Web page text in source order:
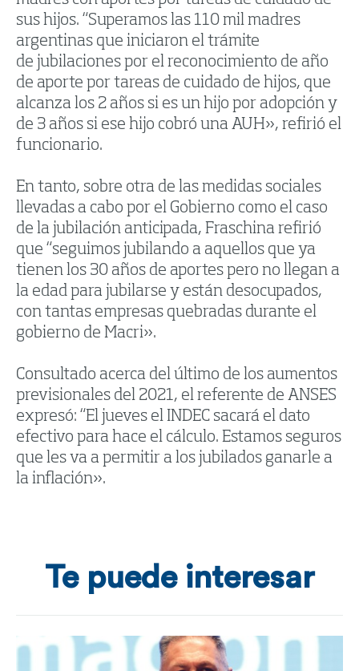
sus hijos. “Superamos las 110 mil madres
argentinas que iniciaron el trámite
de jubilaciones por el reconocimiento de año
de aporte por tareas de cuidado de hijos, que
alcanza los 2 años si es un hijo por adopción y
de 3 años si ese hijo cobró una AUH», refirió el
funcionario.
En tanto, sobre otra de las medidas sociales
llevadas a cabo por el Gobierno como el caso
de la jubilación anticipada, Fraschina refirió
que “seguimos jubilando a aquellos que ya
tienen los 30 años de aportes pero no llegan a
la edad para jubilarse y están desocupados,
con tantas empresas quebradas durante el
gobierno de Macri».
Consultado acerca del último de los aumentos
previsionales del 2021, el referente de ANSES
expresó: “El jueves el INDEC sacará el dato
efectivo para hace el cálculo. Estamos seguros
que les va a permitir a los jubilados ganarle a
la inflación».
Te puede interesar